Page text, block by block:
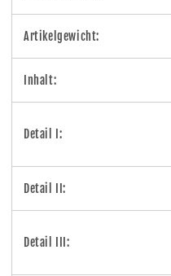
Artikelgewicht:
Inhalt:
Detail I:
Detail II:
Detail III: